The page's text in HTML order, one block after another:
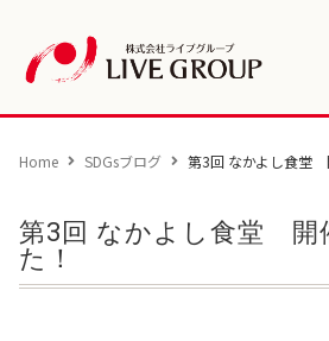
Home SDGsブログ 第3回 なかよし食堂
第3回 なかよし食堂 開
た！